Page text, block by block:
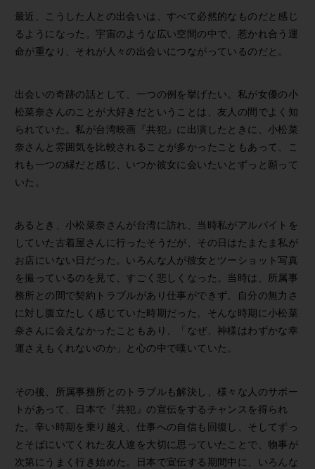
最近、こうした人との出会いは、すべて必然的なものだと感じ
るようになった。宇宙のような広い空間の中で、惹かれ合う運
命が重なり、それが人々の出会いにつながっているのだと。
出会いの奇跡の話として、一つの例を挙げたい。私が女優の小
松菜奈さんのことが大好きだということは、友人の間でよく知
られていた。私が台湾映画『共犯』に出演したときに、小松菜
奈さんと雰囲気を比較されることが多かったこともあって、こ
れも一つの縁だと感じ、いつか彼女に会いたいとずっと願って
いた。
あるとき、小松菜奈さんが台湾に訪れ、当時私がアルバイトを
していた古着屋さんに行ったそうだが、その日はたまたま私が
お店にいない日だった。いろんな人が彼女とツーショット写真
を撮っているのを見て、すごく悲しくなった。当時は、所属事
務所との間で契約トラブルがあり仕事ができず、自分の無力さ
に対し腹立たしく感じていた時期だった。そんな時期に小松菜
奈さんに会えなかったこともあり、「なぜ、神様はわずかな幸
運さえもくれないのか」と心の中で嘆いていた。
その後、所属事務所とのトラブルも解決し、様々な人のサポー
トがあって、日本で『共犯』の宣伝をするチャンスを得られ
た。辛い時期を乗り越え、仕事への自信も回復し、そしてずっ
とそばにいてくれた友人達を大切に思っていたことで、物事が
次第にうまく行き始めた。日本で宣伝する期間中に、いろんな